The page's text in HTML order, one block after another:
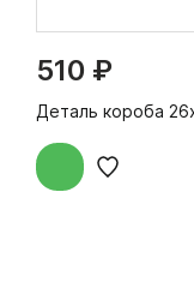
510 ₽
Деталь короба